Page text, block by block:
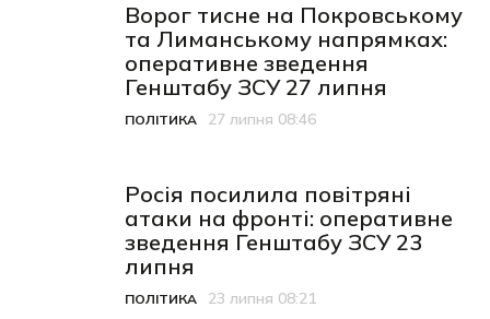
Ворог тисне на Покровському
та Лиманському напрямках:
оперативне зведення
Генштабу ЗСУ 27 липня
Категорія
ПОЛІТИКА
Дата публікації
27 липня 08:46
Росія посилила повітряні
атаки на фронті: оперативне
зведення Генштабу ЗСУ 23
липня
Категорія
ПОЛІТИКА
Дата публікації
23 липня 08:21